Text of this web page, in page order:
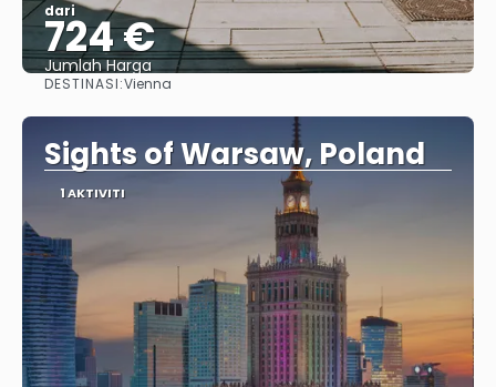
dari
724 €
Jumlah Harga
DESTINASI:Vienna
Sights of Warsaw, Poland
1 AKTIVITI